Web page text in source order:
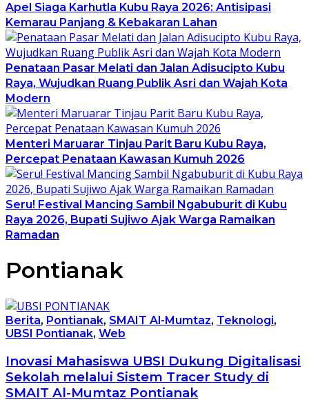
Apel Siaga Karhutla Kubu Raya 2026: Antisipasi
Kemarau Panjang & Kebakaran Lahan
Penataan Pasar Melati dan Jalan Adisucipto Kubu
Raya, Wujudkan Ruang Publik Asri dan Wajah Kota
Modern
Menteri Maruarar Tinjau Parit Baru Kubu Raya,
Percepat Penataan Kawasan Kumuh 2026
Seru! Festival Mancing Sambil Ngabuburit di Kubu
Raya 2026, Bupati Sujiwo Ajak Warga Ramaikan
Ramadan
Pontianak
Berita, Pontianak, SMAIT Al-Mumtaz, Teknologi,
UBSI Pontianak, Web
Inovasi Mahasiswa UBSI Dukung Digitalisasi
Sekolah melalui Sistem Tracer Study di
SMAIT Al-Mumtaz Pontianak